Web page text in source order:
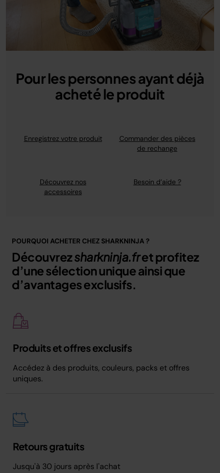
Pour les personnes ayant déjà
acheté le produit
Enregistrez votre produit
Commander des pièces
de rechange
Découvrez nos
accessoires
Besoin d’aide ?
POURQUOI ACHETER CHEZ SHARKNINJA ?
Découvrezsharkninja.fret profitez
d’une sélection unique ainsi que
d’avantages exclusifs.
Produits et offres exclusifs
Accédez à des produits, couleurs, packs et offres
uniques.
Retours gratuits
Jusqu'à 30 jours après l'achat